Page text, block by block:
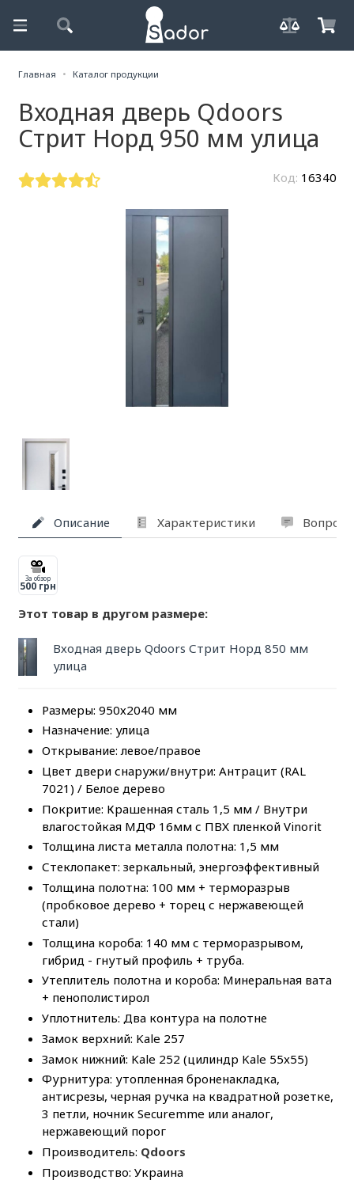
Главная Каталог продукции
Входная дверь Qdoors
Стрит Норд 950 мм улица
Код: 16340
Описание Характеристики
За обзор
500 грн
Этот товар в другом размере:
Входная дверь Qdoors Стрит Норд 850 мм
улица
Размеры: 950х2040 мм
Назначение: улица
Открывание: левое/правое
Цвет двери снаружи/внутри: Антрацит (RAL
7021) / Белое дерево
Покритие: Крашенная сталь 1,5 мм / Внутри
влагостойкая МДФ 16мм с ПВХ пленкой Vinorit
Толщина листа металла полотна: 1,5 мм
Стеклопакет: зеркальный, энергоэффективный
Толщина полотна: 100 мм + терморазрыв
(пробковое дерево + торец с нержавеющей
стали)
Толщина короба: 140 мм с терморазрывом,
гибрид - гнутый профиль + труба.
Утеплитель полотна и короба: Минеральная вата
+ пенополистирол
Уплотнитель: Два контура на полотне
Замок верхний: Kale 257
Замок нижний: Kale 252 (цилиндр Kale 55x55)
Фурнитура: утопленная броненакладка,
антисрезы, черная ручка на квадратной розетке,
3 петли, ночник Securemme или аналог,
нержавеющий порог
Производитель: Qdoors
Производство: Украина